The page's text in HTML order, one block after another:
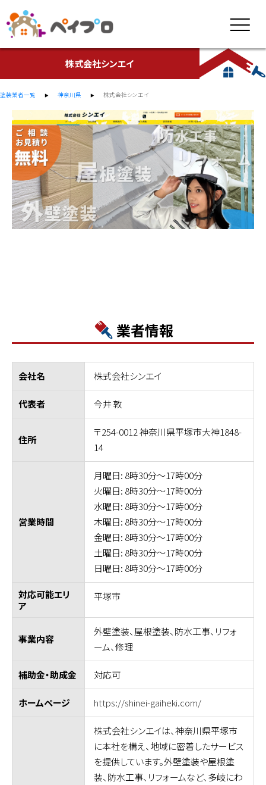
株式会社シンエイ
塗装業者一覧 神奈川県 株式会社シンエイ
業者情報
会社名 株式会社シンエイ
代表者 今井 敦
住所
〒254-0012 神奈川県平塚市大神1848-
14
営業時間
月曜日: 8時30分～17時00分
火曜日: 8時30分～17時00分
水曜日: 8時30分～17時00分
木曜日: 8時30分～17時00分
金曜日: 8時30分～17時00分
土曜日: 8時30分～17時00分
日曜日: 8時30分～17時00分
対応可能エリ
ア
平塚市
事業内容
外壁塗装、屋根塗装、防水工事、リフォ
ーム、修理
補助金・助成金 対応可
ホームページ https://shinei-gaiheki.com/
株式会社シンエイは、神奈川県平塚市
に本社を構え、地域に密着したサービス
を提供しています。外壁塗装や屋根塗
装、防水工事、リフォームなど、多岐にわ